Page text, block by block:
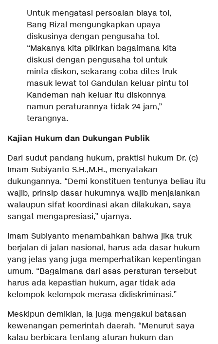
Untuk mengatasi persoalan biaya tol,
Bang Rizal mengungkapkan upaya
diskusinya dengan pengusaha tol.
“Makanya kita pikirkan bagaimana kita
diskusi dengan pengusaha tol untuk
minta diskon, sekarang coba dites truk
masuk lewat tol Gandulan keluar pintu tol
Kandeman nah keluar itu diskonnya
namun peraturannya tidak 24 jam,”
terangnya.
Kajian Hukum dan Dukungan Publik
Dari sudut pandang hukum, praktisi hukum Dr. (c)
Imam Subiyanto S.H.,M.H., menyatakan
dukungannya. “Demi konstituen tentunya beliau itu
wajib, prinsip dasar hukumnya wajib menjalankan
walaupun sifat koordinasi akan dilakukan, saya
sangat mengapresiasi,” ujarnya.
Imam Subiyanto menambahkan bahwa jika truk
berjalan di jalan nasional, harus ada dasar hukum
yang jelas yang juga memperhatikan kepentingan
umum. “Bagaimana dari asas peraturan tersebut
harus ada kepastian hukum, agar tidak ada
kelompok-kelompok merasa didiskriminasi.”
Meskipun demikian, ia juga mengakui batasan
kewenangan pemerintah daerah. “Menurut saya
kalau berbicara tentang aturan hukum dan